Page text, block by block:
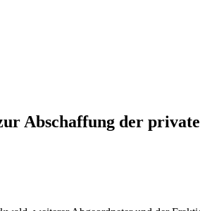
Abschaffung der